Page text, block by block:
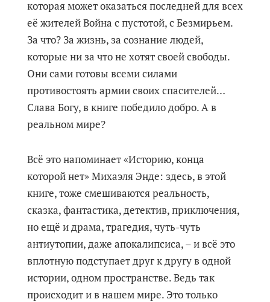
которая может оказаться последней для всех
её жителей Война с пустотой, с Безмирьем.
За что? За жизнь, за сознание людей,
которые ни за что не хотят своей свободы.
Они сами готовы всеми силами
противостоять армии своих спасителей…
Слава Богу, в книге победило добро. А в
реальном мире?
Всё это напоминает «Историю, конца
которой нет» Михаэля Энде: здесь, в этой
книге, тоже смешиваются реальность,
сказка, фантастика, детектив, приключения,
но ещё и драма, трагедия, чуть-чуть
антиутопии, даже апокалипсиса, – и всё это
вплотную подступает друг к другу в одной
истории, одном пространстве. Ведь так
происходит и в нашем мире. Это только